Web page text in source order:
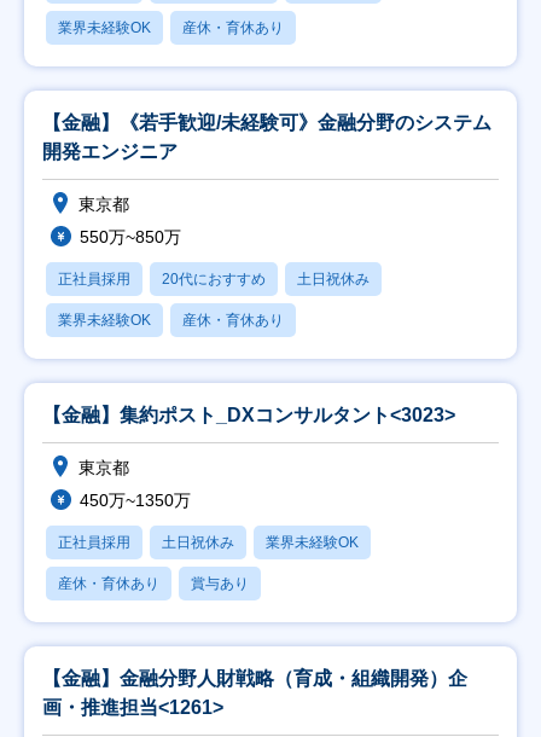
業界未経験OK 産休・育休あり
【金融】《若手歓迎/未経験可》金融分野のシステム
開発エンジニア
東京都
550万~850万
正社員採用 20代におすすめ 土日祝休み
業界未経験OK 産休・育休あり
【金融】集約ポスト_DXコンサルタント<3023>
東京都
450万~1350万
正社員採用 土日祝休み 業界未経験OK
産休・育休あり 賞与あり
【金融】金融分野人財戦略（育成・組織開発）企
画・推進担当<1261>